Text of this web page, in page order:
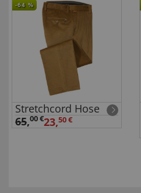
-64 %
Stretchcord Hose
65,00 €23,50 €